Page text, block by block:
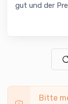
gut und der
Bitte